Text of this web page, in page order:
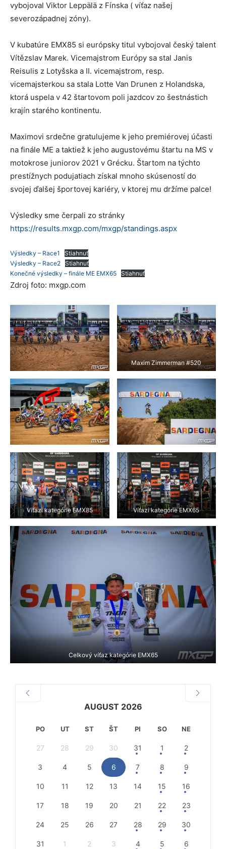
vybojoval Viktor Leppälä z Fínska ( víťaz našej
severozápadnej zóny).
V kubatúre EMX85 si európsky titul vybojoval český talent
Vítězslav Marek. Vicemajstrom Európy sa stal Janis
Reisulis z Lotyšska a II. vicemajstrom, resp.
vicemajsterkou sa stala Lotte Van Drunen z Holandska,
ktorá uspela v 42 štartovom poli jazdcov zo šestnástich
krajín starého kontinentu.
Maximovi srdečne gratulujeme k jeho premiérovej účasti
na finále ME a taktiež k jeho augustovému štartu na MS v
motokrose juniorov 2021 v Grécku. Štartom na týchto
prestížnych podujatiach získal mnoho skúseností do
svojej ďalšej športovej kariéry, v ktorej mu držíme palce!
Výsledky sme čerpali zo stránky
https://results.mxgp.com/mxgp/standings.aspx
Výsledky – Race1
Stiahnuť
Výsledky – Race2 Stiahnuť
Konečné výsledky – finále ME EMX65 Stiahnuť
Zdroj foto: mxgp.com
Maxim Zimmerman #520
Víťazi kategórie EMX85 Víťazi kategórie EMX65
Celkový víťaz kategórie EMX65
AUGUST 2026
PO UT ST ŠT PI SO NE
27 28 29 30 31 1 2
3 4 5 6 7 8 9
10 11 12 13 14 15 16
17 18 19 20 21 22 23
24 25 26 27 28 29 30
31 1 2 3 4 5 6